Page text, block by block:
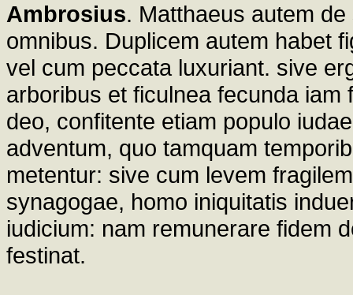
Ambrosius. Matthaeus autem
omnibus. Duplicem autem habet
vel cum peccata luxuriant. sive
arboribus et ficulnea fecunda
deo, confitente etiam populo
adventum, quo tamquam
metentur: sive cum levem
synagogae, homo iniquitatis
iudicium: nam remunerare fidem
festinat.